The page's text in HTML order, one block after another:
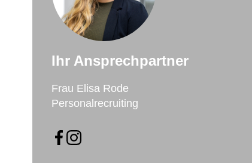
Ihr Ansprechpartner
Frau Elisa Rode
Personalrecruiting